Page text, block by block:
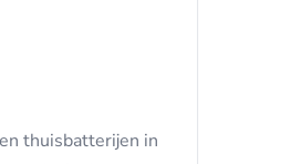
thuisbatterijen in